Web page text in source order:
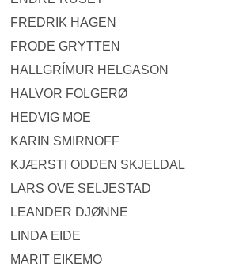
FREDRIK HAGEN
FRODE GRYTTEN
HALLGRÍMUR HELGASON
HALVOR FOLGERØ
HEDVIG MOE
KARIN SMIRNOFF
KJÆRSTI ODDEN SKJELDAL
LARS OVE SELJESTAD
LEANDER DJØNNE
LINDA EIDE
MARIT EIKEMO